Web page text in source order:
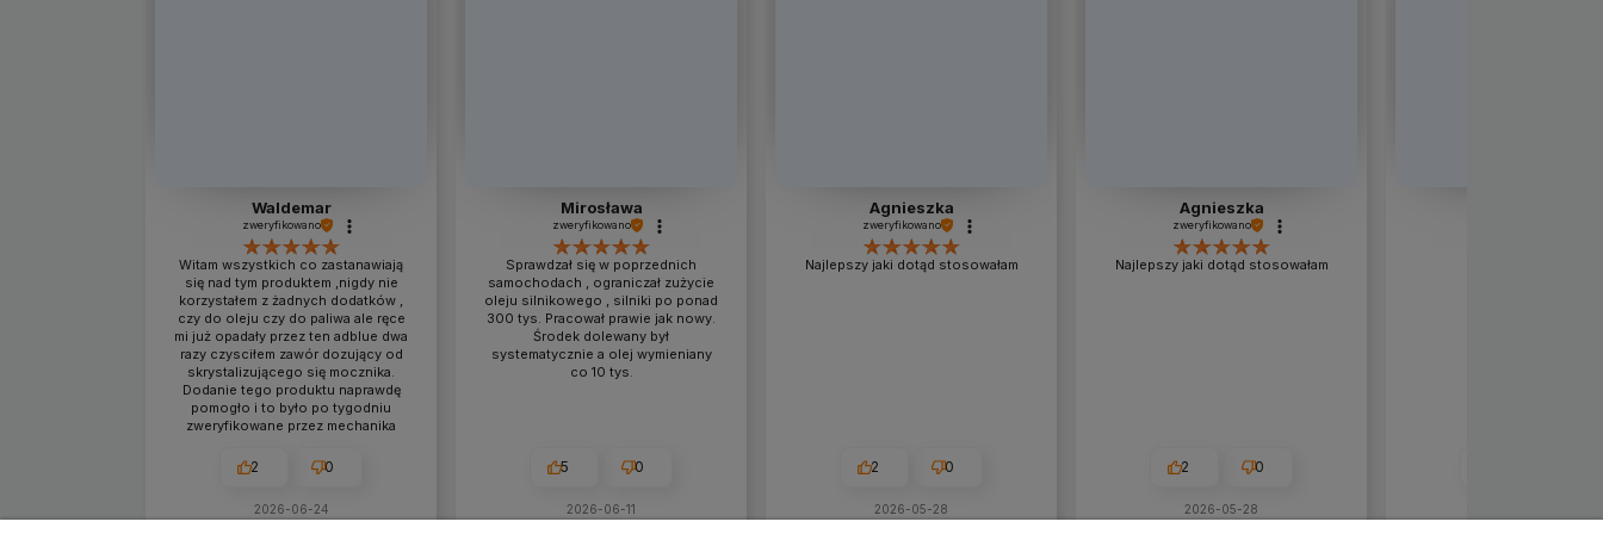
Waldemar
zweryfikowano
Witam wszystkich co zastanawiają
się nad tym produktem ,nigdy nie
korzystałem z żadnych dodatków ,
czy do oleju czy do paliwa ale ręce
mi już opadały przez ten adblue dwa
razy czysciłem zawór dozujący od
skrystalizującego się mocznika.
Dodanie tego produktu naprawdę
pomogło i to było po tygodniu
zweryfikowane przez mechanika
2 0
2026-06-24
Mirosława
zweryfikowano
Sprawdzał się w poprzednich
samochodach , ograniczał zużycie
oleju silnikowego , silniki po ponad
300 tys. Pracował prawie jak nowy.
Środek dolewany był
systematycznie a olej wymieniany
co 10 tys.
5 0
2026-06-11
Agnieszka
zweryfikowano
Najlepszy jaki dotąd stosowałam
2 0
2026-05-28
Agnieszka
zweryfikowano
Najlepszy jaki dotąd stosowałam
2 0
2026-05-28